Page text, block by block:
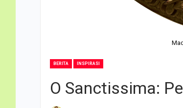
BERITA INSPIRASI
O Sanctissima: